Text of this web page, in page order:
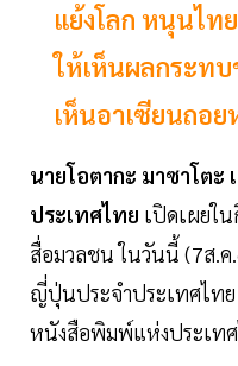
แย้งโลก หนุนไ
ให้เห็นผลกระท
เห็นอาเซียนถอย
นายโอตากะ มาซาโต
ประเทศไทย เปิดเผยใ
สื่อมวลชน ในวันนี้ (7ส.ค
ญี่ปุ่นประจำประเทศไท
หนังสือพิมพ์แห่งประเท